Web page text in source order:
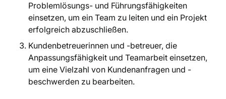
Problemlösungs- und Führungsfähigkeiten
einsetzen, um ein Team zu leiten und ein Projekt
erfolgreich abzuschließen.
Kundenbetreuerinnen und -betreuer, die
Anpassungsfähigkeit und Teamarbeit einsetzen,
um eine Vielzahl von Kundenanfragen und -
beschwerden zu bearbeiten.